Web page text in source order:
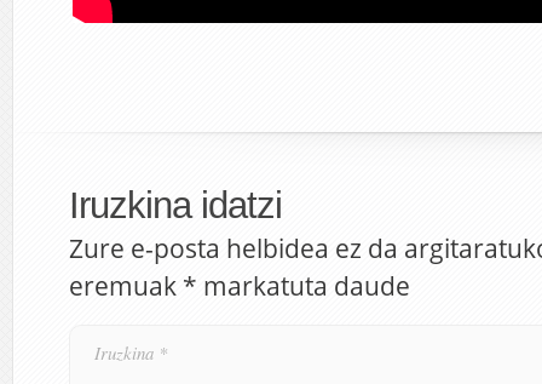
Iruzkina idatzi
Zure e-posta helbidea ez da
eremuak * markatuta daude